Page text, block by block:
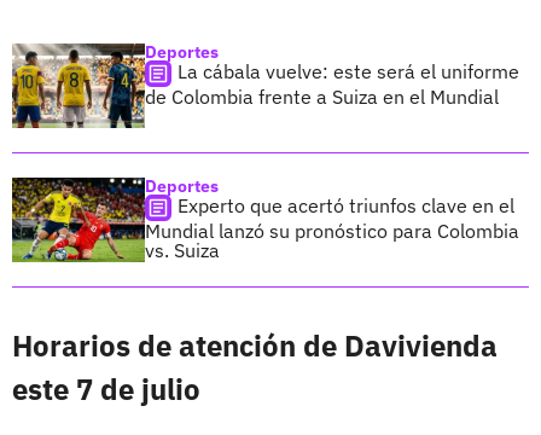
Deportes
La cábala vuelve: este será el uniforme
de Colombia frente a Suiza en el Mundial
Deportes
Experto que acertó triunfos clave en el
Mundial lanzó su pronóstico para Colombia
vs. Suiza
Horarios de atención de Davivienda
este 7 de julio